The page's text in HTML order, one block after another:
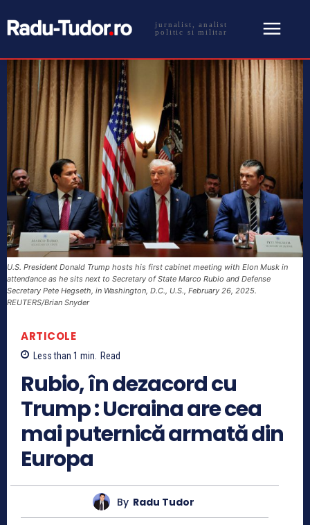
jurnalist, analist
politic si militar
U.S. President Donald Trump hosts his first cabinet meeting with Elon Musk in
attendance as he sits next to Secretary of State Marco Rubio and Defense
Secretary Pete Hegseth, in Washington, D.C., U.S., February 26, 2025.
REUTERS/Brian Snyder
ARTICOLE
Less than 1 min. Read
Rubio, în dezacord cu
Trump : Ucraina are cea
mai puternică armată din
Europa
By Radu Tudor